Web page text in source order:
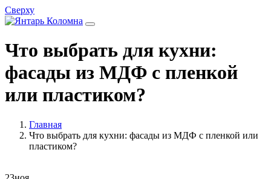
Сверху
Что выбрать для кухни:
фасады из МДФ с пленкой
или пластиком?
Главная
Что выбрать для кухни: фасады из МДФ с пленкой или
пластиком?